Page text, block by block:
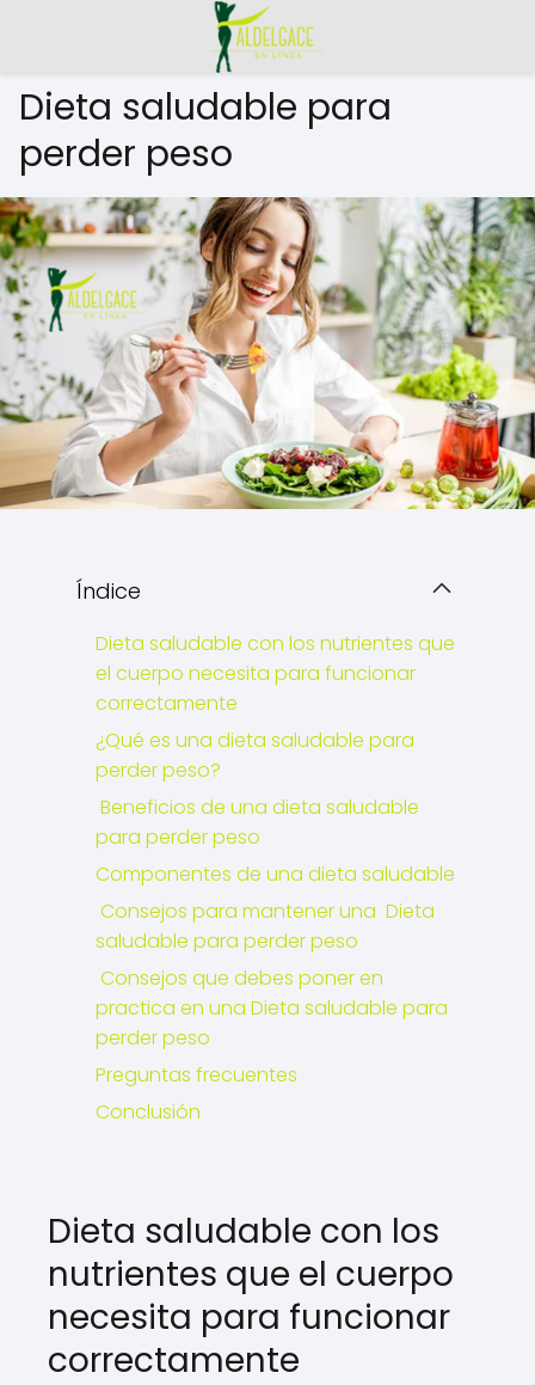
Dieta saludable para
perder peso
Índice
Dieta saludable con los nutrientes que
el cuerpo necesita para funcionar
correctamente
¿Qué es una dieta saludable para
perder peso?
Beneficios de una dieta saludable
para perder peso
Componentes de una dieta saludable
Consejos para mantener una Dieta
saludable para perder peso
Consejos que debes poner en
practica en una Dieta saludable para
perder peso
Preguntas frecuentes
Conclusión
Dieta saludable con los
nutrientes que el cuerpo
necesita para funcionar
correctamente